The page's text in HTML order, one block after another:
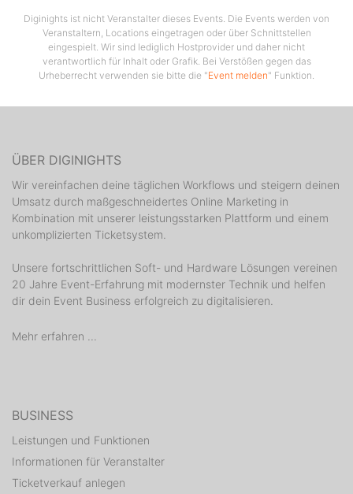
Diginights ist nicht Veranstalter dieses Events. Die Events werden von
Veranstaltern, Locations eingetragen oder über Schnittstellen
eingespielt. Wir sind lediglich Hostprovider und daher nicht
verantwortlich für Inhalt oder Grafik. Bei Verstößen gegen das
Urheberrecht verwenden sie bitte die "Event melden" Funktion.
ÜBER DIGINIGHTS
Wir vereinfachen deine täglichen Workflows und steigern deinen
Umsatz durch maßgeschneidertes Online Marketing in
Kombination mit unserer leistungsstarken Plattform und einem
unkomplizierten Ticketsystem.
Unsere fortschrittlichen Soft- und Hardware Lösungen vereinen
20 Jahre Event-Erfahrung mit modernster Technik und helfen
dir dein Event Business erfolgreich zu digitalisieren.
Mehr erfahren ...
BUSINESS
Leistungen und Funktionen
Informationen für Veranstalter
Ticketverkauf anlegen